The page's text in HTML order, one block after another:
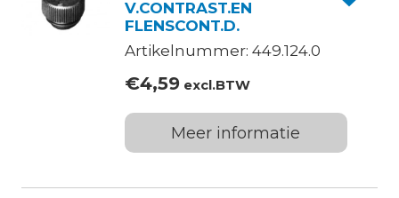
V.CONTRAST.EN
FLENSCONT.D.
Artikelnummer: 449.124.0
€4,59excl.BTW
Meer informatie